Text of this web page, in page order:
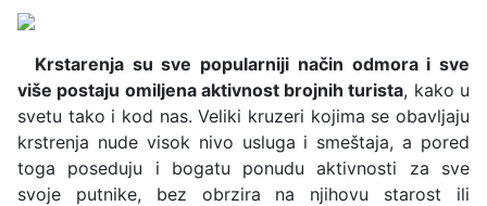
Krstarenja su sve popularniji način odmora i sve
više postaju omiljena aktivnost brojnih turista, kako u
svetu tako i kod nas. Veliki kruzeri kojima se obavljaju
krstrenja nude visok nivo usluga i smeštaja, a pored
toga poseduju i bogatu ponudu aktivnosti za sve
svoje putnike, bez obrzira na njihovu starost ili